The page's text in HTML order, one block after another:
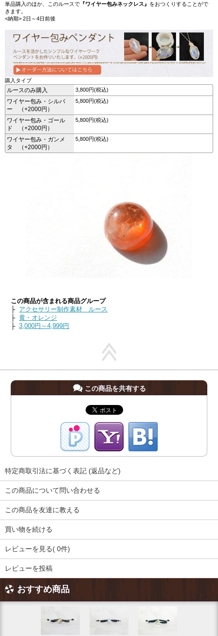
単品購入のほか、このルースで 『ワイヤー包みネックレス』 をおつくりすることがで
きます。
<納期> 2日～4日前後
購入タイプ
ルースのみ購入 3,800円(税込)
ワイヤー包み・シルバ
ー （+2000円）
5,800円(税込)
ワイヤー包み・ゴール
ド （+2000円）
5,800円(税込)
ワイヤー包み・ガンメ
タ （+2000円）
5,800円(税込)
この商品が含まれる商品グループ
├ アクセサリー制作素材 ルース
├黄・オレンジ
├3,000円～4,999円
この商品を共有する
特定商取引法に基づく表記 (返品など)
この商品について問い合わせる
この商品を友達に教える
買い物を続ける
レビューを見る( 0件)
レビューを投稿
おすすめ商品